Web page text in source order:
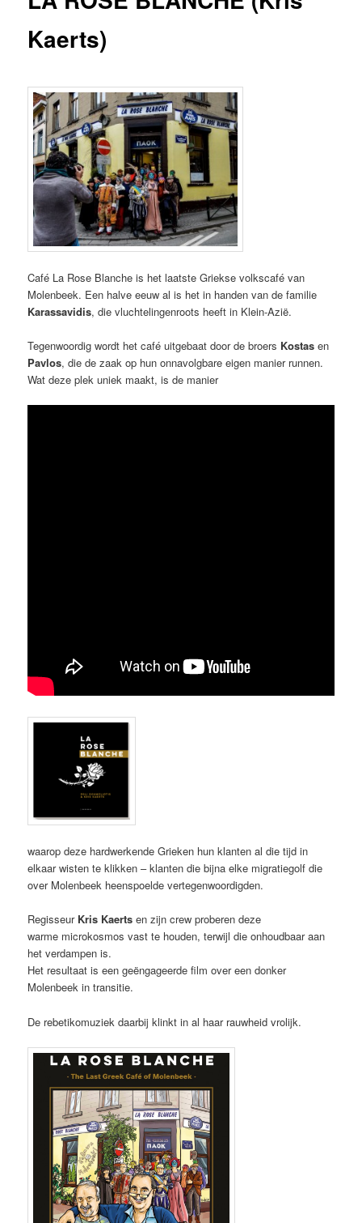
Kaerts)
Café La Rose Blanche is het laatste Griekse volkscafé van
Molenbeek. Een halve eeuw al is het in handen van de familie
Karassavidis, die vluchtelingenroots heeft in Klein-Azië.
Tegenwoordig wordt het café uitgebaat door de broers Kostas en
Pavlos, die de zaak op hun onnavolgbare eigen manier runnen.
Wat deze plek uniek maakt, is de manier
waarop deze hardwerkende Grieken hun klanten al die tijd in
elkaar wisten te klikken – klanten die bijna elke migratiegolf die
over Molenbeek heenspoelde vertegenwoordigden.
Regisseur Kris Kaerts en zijn crew proberen deze
warme microkosmos vast te houden, terwijl die onhoudbaar aan
hetverdampen is.
Het resultaat is een geëngageerde film over een donker
Molenbeek in transitie.
De rebetikomuziek daarbij klinkt in al haar rauwheid vrolijk.